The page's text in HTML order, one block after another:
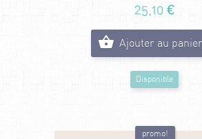
25,10 €
Ajouter au panier
Disponible
promo!